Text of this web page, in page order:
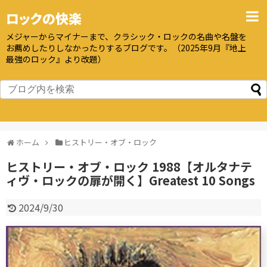
ロックの快楽
メジャーからマイナーまで、クラシック・ロックの名曲や名盤を
お薦めしたりしなかったりするブログです。（2025年9月『地上
最強のロック』より改題）
ホーム ヒストリー・オブ・ロック
ヒストリー・オブ・ロック 1988【オルタナテ
ィヴ・ロックの扉が開く】Greatest 10 Songs
2024/9/30